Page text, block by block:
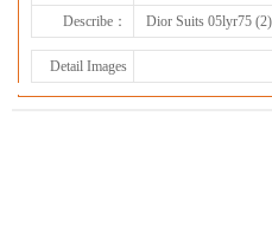
Describe：
Dior Suits 05lyr75 (2)
Detail Images